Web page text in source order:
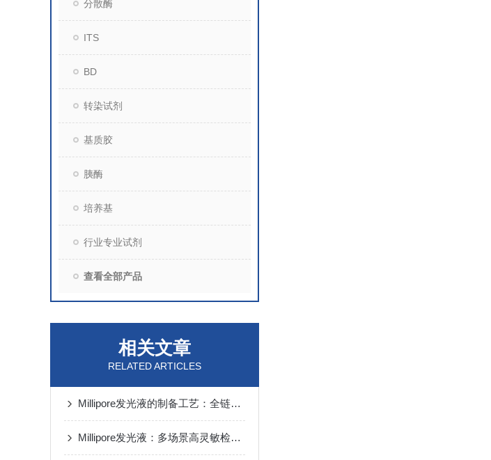
分散酶
ITS
BD
转染试剂
基质胶
胰酶
培养基
行业专业试剂
查看全部产品
相关文章
RELATED ARTICLES
Millipore发光液的制备工艺：全链路质控保障检测性能稳定
Millipore发光液：多场景高灵敏检测的核心试剂支撑